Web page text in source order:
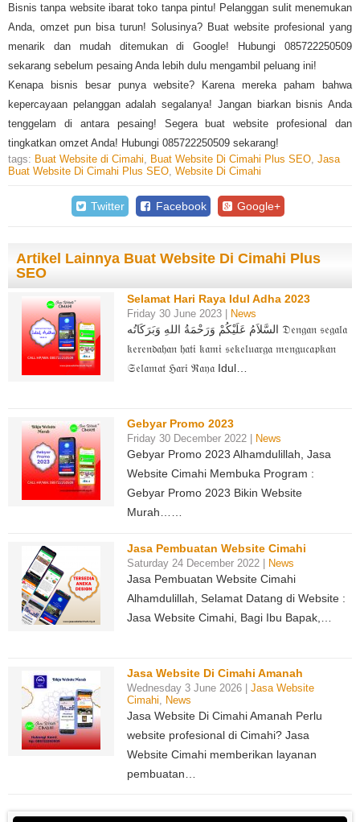
Bisnis tanpa website ibarat toko tanpa pintu! Pelanggan sulit menemukan
Anda, omzet pun bisa turun! Solusinya? Buat website profesional yang
menarik dan mudah ditemukan di Google! Hubungi 085722250509
sekarang sebelum pesaing Anda lebih dulu mengambil peluang ini!
Kenapa bisnis besar punya website? Karena mereka paham bahwa
kepercayaan pelanggan adalah segalanya! Jangan biarkan bisnis Anda
tenggelam di antara pesaing! Segera buat website profesional dan
tingkatkan omzet Anda! Hubungi 085722250509 sekarang!
tags: Buat Website di Cimahi, Buat Website Di Cimahi Plus SEO, Jasa
Buat Website Di Cimahi Plus SEO, Website Di Cimahi
Twitter Facebook Google+
Artikel Lainnya Buat Website Di Cimahi Plus
SEO
Selamat Hari Raya Idul Adha 2023
Friday 30 June 2023 | News
السَّلاَمُ عَلَيْكُمْ وَرَحْمَةُ اللهِ وَبَرَكَاتُه 𝔇𝔢𝔫𝔤𝔞𝔫 𝔰𝔢𝔤𝔞𝔩𝔞
𝔨𝔢𝔯𝔢𝔫𝔡𝔞𝔥𝔞𝔫 𝔥𝔞𝔱𝔦 𝔨𝔞𝔪𝔦 𝔰𝔢𝔨𝔢𝔩𝔲𝔞𝔯𝔤𝔞 𝔪𝔢𝔫𝔤𝔲𝔠𝔞𝔭𝔨𝔞𝔫
𝔖𝔢𝔩𝔞𝔪𝔞𝔱 ℌ𝔞𝔯𝔦 ℜ𝔞𝔶𝔞 Idul…
Gebyar Promo 2023
Friday 30 December 2022 | News
Gebyar Promo 2023 Alhamdulillah, Jasa
Website Cimahi Membuka Program :
Gebyar Promo 2023 Bikin Website
Murah……
Jasa Pembuatan Website Cimahi
Saturday 24 December 2022 | News
Jasa Pembuatan Website Cimahi
Alhamdulillah, Selamat Datang di Website :
Jasa Website Cimahi, Bagi Ibu Bapak,…
Jasa Website Di Cimahi Amanah
Wednesday 3 June 2026 | Jasa Website
Cimahi, News
Jasa Website Di Cimahi Amanah Perlu
website profesional di Cimahi? Jasa
Website Cimahi memberikan layanan
pembuatan…